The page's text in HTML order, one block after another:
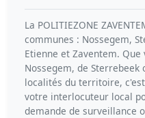
La POLITIEZONE
communes : Nossegem,
Etienne et Zaventem.
Nossegem, de Sterrebeek
localités du territoire,
votre interlocuteur local
demande de surveillance